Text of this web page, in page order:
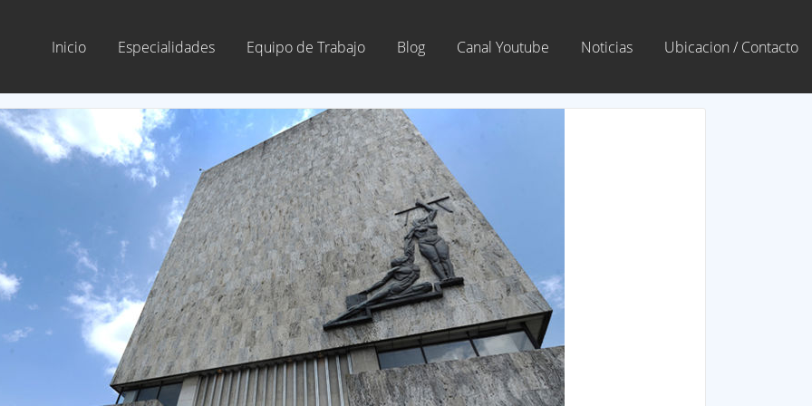
Inicio Especialidades Equipo de Trabajo Blog Canal Youtube Noticias Ubicacion / Contacto